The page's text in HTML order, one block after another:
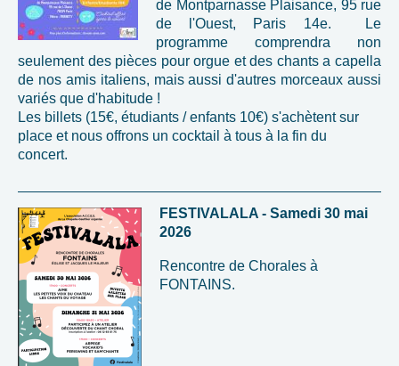
de Montparnasse Plaisance, 95 rue
de l'Ouest, Paris 14e. Le
programme comprendra non
seulement des pièces pour orgue et des chants a capella
de nos amis italiens, mais aussi d'autres morceaux aussi
variés que d'habitude !
Les billets (15€, étudiants / enfants 10€) s'achètent sur
place et nous offrons un cocktail à tous à la fin du
concert.
FESTIVALALA - Samedi 30 mai
2026
Rencontre de Chorales à
FONTAINS.